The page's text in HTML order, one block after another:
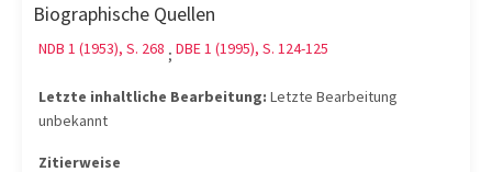
Biographische Quellen
NDB 1 (1953), S. 268 ; DBE 1 (1995), S. 124-125
Letzte inhaltliche Bearbeitung: Letzte Bearbeitung
unbekannt
Zitierweise